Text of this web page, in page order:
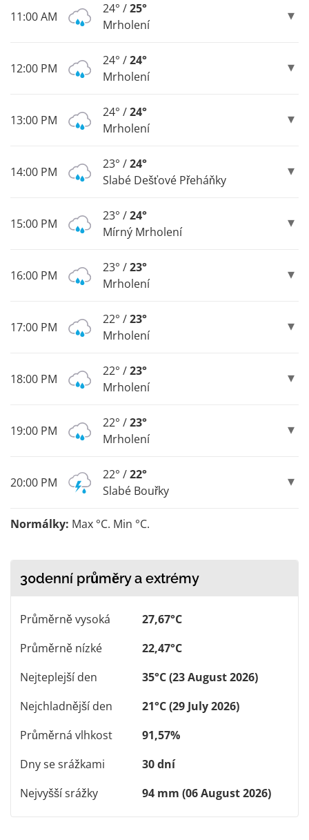
11:00 AM
24° /25°
Mrholení
12:00 PM
24° /24°
Mrholení
13:00 PM
24° /24°
Mrholení
14:00 PM
23° /24°
Slabé Dešťové Přeháňky
15:00 PM
23° /24°
Mírný Mrholení
16:00 PM
23° /23°
Mrholení
17:00 PM
22° /23°
Mrholení
18:00 PM
22° /23°
Mrholení
19:00 PM
22° /23°
Mrholení
20:00 PM
22° /22°
Slabé Bouřky
Normálky: Max °C. Min °C.
30denní průměry a extrémy
Průměrně vysoká
27,67°C
Průměrně nízké
22,47°C
Nejteplejší den
35°C (23 August 2026)
Nejchladnější den
21°C (29 July 2026)
Průměrná vlhkost
91,57%
Dny se srážkami
30 dní
Nejvyšší srážky
94 mm (06 August 2026)